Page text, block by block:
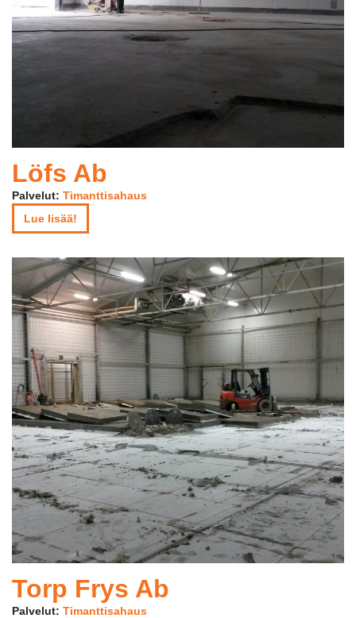
Löfs Ab
Palvelut: Timanttisahaus
Lue lisää!
Torp Frys Ab
Palvelut: Timanttisahaus